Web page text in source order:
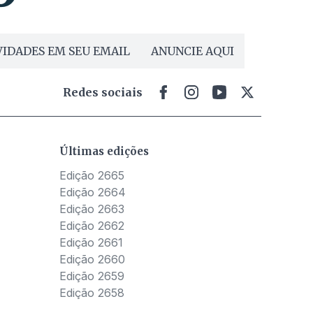
EM SEU EMAIL ANUNCIE AQUI
Redes sociais
Últimas edições
Edição 2665
Edição 2664
Edição 2663
Edição 2662
Edição 2661
Edição 2660
Edição 2659
Edição 2658